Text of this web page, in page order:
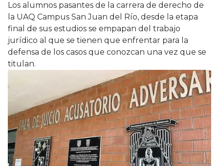
Los alumnos pasantes de la carrera de derecho de
la UAQ Campus San Juan del Río, desde la etapa
final de sus estudios se empapan del trabajo
jurídico al que se tienen que enfrentar para la
defensa de los casos que conozcan una vez que se
titulan.